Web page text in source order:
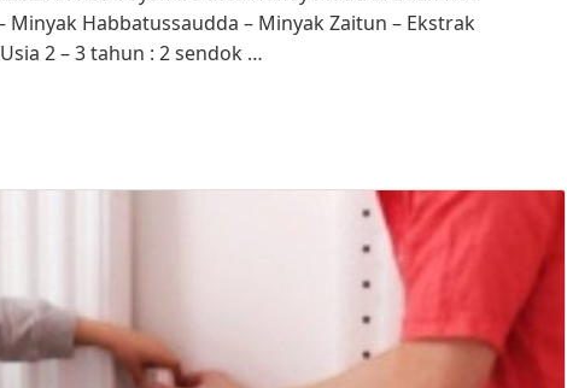
Minyak Habbatussaudda – Minyak Zaitun – Ekstrak
2 – 3 tahun : 2 sendok …